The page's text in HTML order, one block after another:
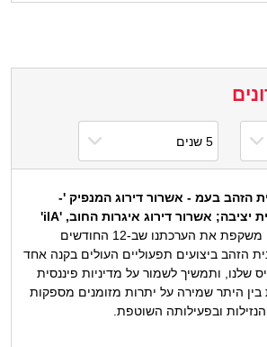
הזהב בעמ - אשרור דירוג המנפיק '-
התחזית היציבה משקפת את הערכתנו שב-12 החודשים
הזהב ביצועים תפעוליים העולים בקנה אחד
שלנו, ותמשיך לשמור על מדיניות פיננסית
היתר שמירה על יתרות מזומנים מספקות
ובפעילותה השוטפת.